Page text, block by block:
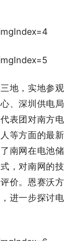
地，实地参观
、深圳供电局
表团对南方电
等方面的最新
南网在电池储
，对南网的技
价。恩赛沃方
进一步探讨电